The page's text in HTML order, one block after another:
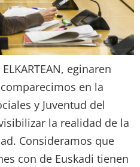
eginaren
en la
y Juventud del
la realidad de la
Consideramos que
con de Euskadi tienen